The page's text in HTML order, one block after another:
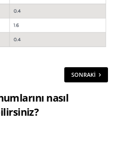
SONRAKI
nasıl